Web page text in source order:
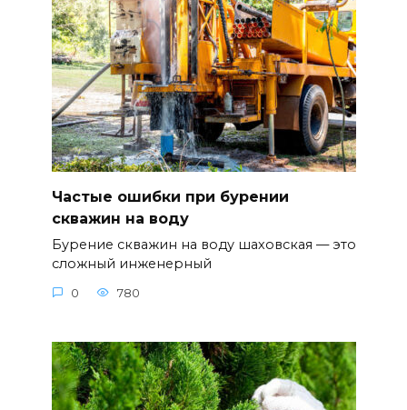
Частые ошибки при бурении
скважин на воду
Бурение скважин на воду шаховская — это
сложный инженерный
0 780